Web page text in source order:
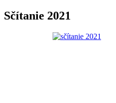
Sčítanie 2021